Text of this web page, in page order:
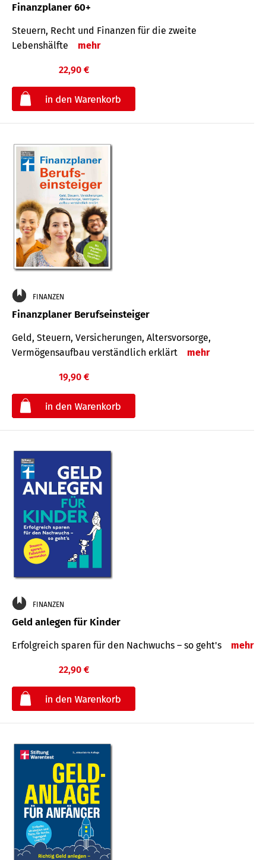
Finanzplaner 60+
Steuern, Recht und Finanzen für die zweite
Lebenshälfte
mehr
22,90 €
FINANZEN
Finanzplaner Berufseinsteiger
Geld, Steuern, Versicherungen, Altersvorsorge,
Vermögensaufbau verständlich erklärt
mehr
19,90 €
FINANZEN
Geld anlegen für Kinder
Erfolgreich sparen für den Nachwuchs – so geht's mehr
22,90 €